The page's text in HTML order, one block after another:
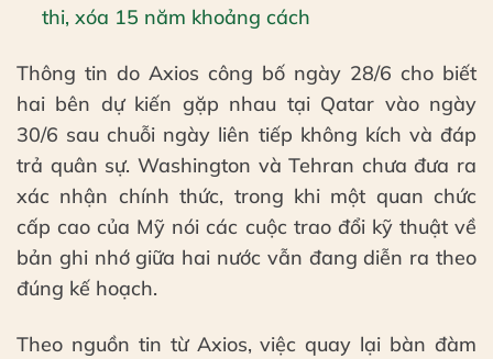
thi, xóa 15 năm khoảng cách
Thông tin do Axios công bố ngày 28/6 cho biết
hai bên dự kiến gặp nhau tại Qatar vào ngày
30/6 sau chuỗi ngày liên tiếp không kích và đáp
trả quân sự. Washington và Tehran chưa đưa ra
xác nhận chính thức, trong khi một quan chức
cấp cao của Mỹ nói các cuộc trao đổi kỹ thuật về
bản ghi nhớ giữa hai nước vẫn đang diễn ra theo
đúng kế hoạch.
Theo nguồn tin từ Axios, việc quay lại bàn đàm